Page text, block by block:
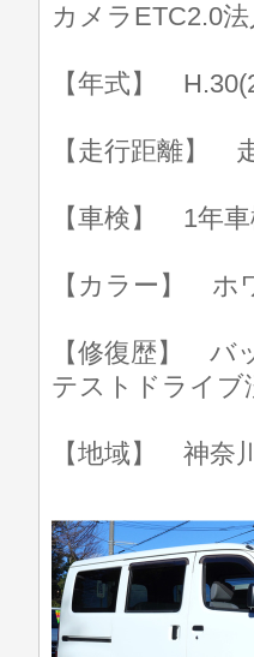
カメラETC2.0
【年式】
【走行距離】
【車検】 1年
【カラー】 ホ
【修復歴】 バ
テストドライブ
【地域】 神奈